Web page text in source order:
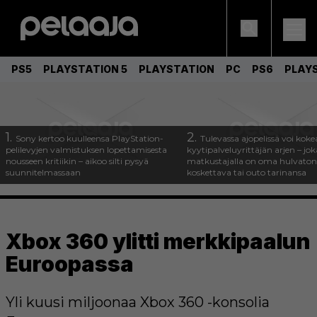
PS5 PLAYSTATION 5 PLAYSTATION PC PS6
1. Sony kertoo kuulleensa PlayStation-
pelilevyjen valmistuksen lopettamisesta
nousseen kritiikin – aikoo silti pysyä
suunnitelmassaan
2. Tulevassa ajopelissä voi
kyytipalveluyrittäjän arjen –
matkustajalla on oma
koskettava tai outo tarinansa
Xbox 360 ylitti merkkipaalun
Euroopassa
Yli kuusi miljoonaa Xbox 360 -konsolia